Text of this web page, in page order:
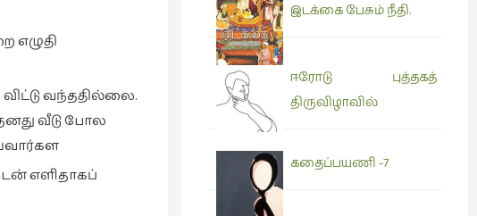
வந்ததில்லை.
வீடு போல
எளிதாகப்
இடக்கை பேசும் நீதி.
ஈரோடு புத்தகத்
திருவிழாவில்
கதைப்பயணி -7